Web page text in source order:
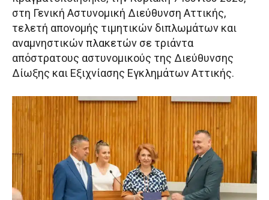
στη Γενική Αστυνομική Διεύθυνση Αττικής,
τελετή απονομής τιμητικών διπλωμάτων και
αναμνηστικών πλακετών σε τριάντα
απόστρατους αστυνομικούς της Διεύθυνσης
Δίωξης και Εξιχνίασης Εγκλημάτων Αττικής.